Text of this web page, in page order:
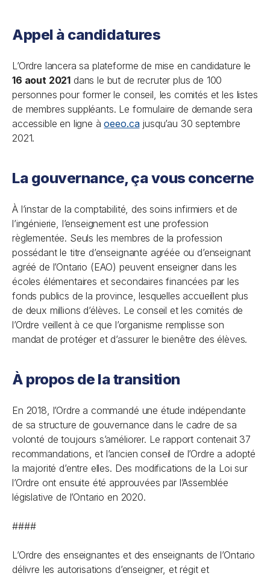
Appel à candidatures
L’Ordre lancera sa plateforme de mise en candidature le
16 aout 2021 dans le but de recruter plus de 100
personnes pour former le conseil, les comités et les listes
de membres suppléants. Le formulaire de demande sera
accessible en ligne àoeeo.cajusqu’au 30 septembre
2021.
La gouvernance, ça vous concerne
À l’instar de la comptabilité, des soins infirmiers et de
l’ingénierie, l’enseignement est une profession
règlementée. Seuls les membres de la profession
possédant le titre d’enseignante agréée ou d’enseignant
agréé de l’Ontario (EAO) peuvent enseigner dans les
écoles élémentaires et secondaires financées par les
fonds publics de la province, lesquelles accueillent plus
de deux millions d’élèves. Le conseil et les comités de
l’Ordre veillent à ce que l’organisme remplisse son
mandat de protéger et d’assurer le bienêtre des élèves.
À propos de la transition
En 2018, l’Ordre a commandé une étude indépendante
de sa structure de gouvernance dans le cadre de sa
volonté de toujours s’améliorer. Le rapport contenait 37
recommandations, et l’ancien conseil de l’Ordre a adopté
la majorité d’entre elles. Des modifications de la Loi sur
l’Ordre ont ensuite été approuvées par l’Assemblée
législative de l’Ontario en 2020.
####
L’Ordre des enseignantes et des enseignants de l’Ontario
délivre les autorisations d’enseigner, et régit et